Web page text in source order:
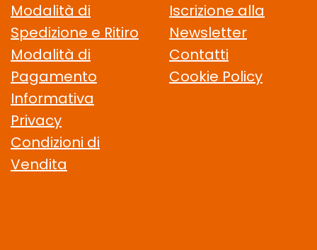
Modalità di
Spedizione e Ritiro
Modalità di
Pagamento
Informativa
Privacy
Condizioni di
Vendita
Iscrizione alla
Newsletter
Contatti
Cookie Policy